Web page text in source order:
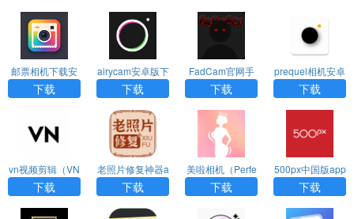
邮票相机下载安
装手机版
下载
airycam安卓版下
载
下载
FadCam官网手
机版下载
下载
prequel相机安卓
版下载
下载
vn视频剪辑（VN
- Video Editor）
app
下载
老照片修复神器a
pp
下载
美啦相机（Perfe
ct Me）app
下载
500px中国版app
下载